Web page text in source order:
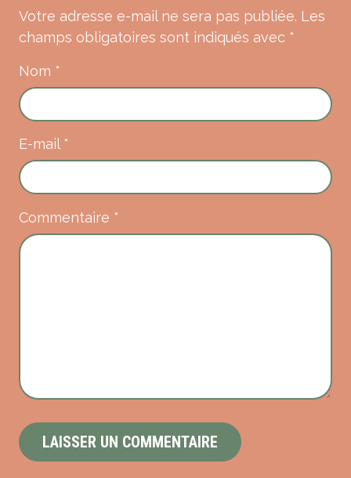
Votre adresse e-mail ne sera pas publiée. Les
champs obligatoires sont indiqués avec *
Commentaire *
Nom *
E-mail *